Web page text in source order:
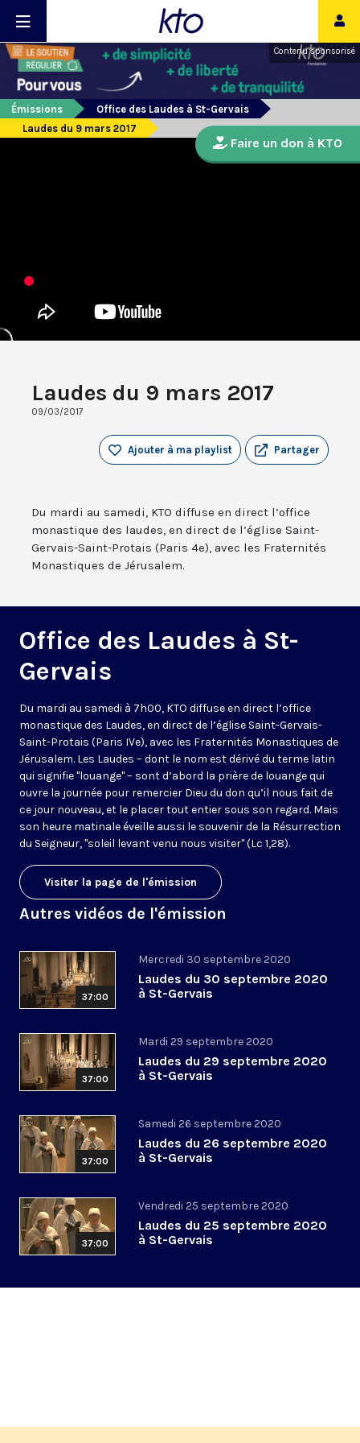
Contenu sponsorisé
Émissions
Office des Laudes à St-Gervais
Laudes du 9 mars 2017
Laudes du 9 mars 2017
09/03/2017
Partager
Ajouter à ma playlist
Du mardi au samedi, KTO diffuse en direct l’office
monastique des laudes, en direct de l’église Saint-
Gervais-Saint-Protais (Paris 4e), avec les Fraternités
Monastiques de Jérusalem.
Office des Laudes à St-
Gervais
Du mardi au samedi à 7h00, KTO diffuse en direct l’office
monastique des Laudes, en direct de l’église Saint-Gervais-
Saint-Protais (Paris IVe), avec les Fraternités Monastiques de
Jérusalem. Les Laudes – dont le nom est dérivé du terme latin
qui signifie "louange" – sont d’abord la prière de louange qui
ouvre la journée pour remercier Dieu du don qu’il nous fait de
ce jour nouveau, et le placer tout entier sous son regard. Mais
son heure matinale éveille aussi le souvenir de la Résurrection
du Seigneur, "soleil levant venu nous visiter" (Lc 1,28).
Visiter la page de l'émission
Autres vidéos de l'émission
37:00
Mercredi 30 septembre 2020
Laudes du 30 septembre 2020
à St-Gervais
37:00
Mardi 29 septembre 2020
Laudes du 29 septembre 2020
à St-Gervais
37:00
Samedi 26 septembre 2020
Laudes du 26 septembre 2020
à St-Gervais
37:00
Vendredi 25 septembre 2020
Laudes du 25 septembre 2020
à St-Gervais
Faire un don à KTO